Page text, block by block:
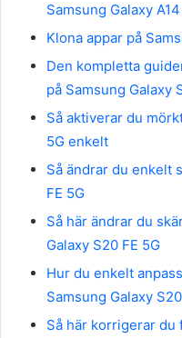
Samsung Galaxy A14
Klona appar på
Den kompletta
på Samsung Galaxy
Så aktiverar du
5G enkelt
Så ändrar du enkelt
FE 5G
Så här ändrar du
Galaxy S20 FE 5G
Hur du enkelt
Samsung Galaxy
Så här korrigerar du